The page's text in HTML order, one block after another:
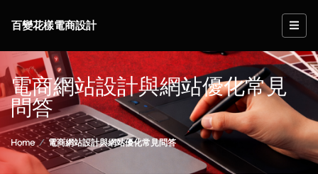
百變花樣電商設計
電商網站設計與網站優化常見
問答
Home 電商網站設計與網站優化常見問答